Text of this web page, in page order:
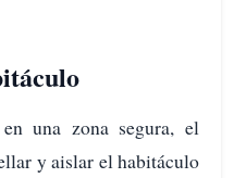
una zona segura, el
y aislar el habitáculo